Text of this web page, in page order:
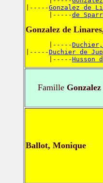
|-----Gonzalez de
      |-----
de
Gonzalez de
      |-----
|-----Duchier de
      |-----
Husson
Famille
Ballot, Monique